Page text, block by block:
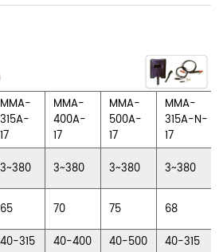
MMA-
315A-
17
MMA-
400A-
17
MMA-
500A-
17
MMA-
315A-N-
17
3~380 3~380 3~380
3~380
65 70 75
68
40-315 40-400 40-500
40-315